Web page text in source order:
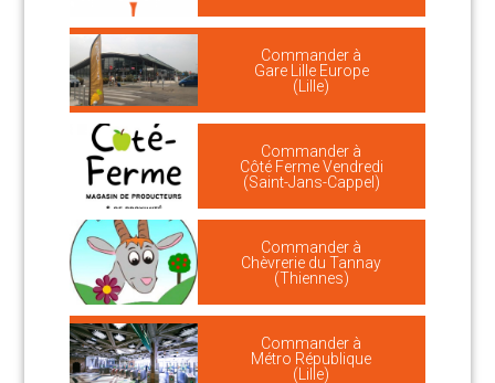
Commander à
Gare Lille Europe
(Lille)
Commander à
Côté Ferme Vendredi
(Saint-Jans-Cappel)
Commander à
Chèvrerie du Tannay
(Thiennes)
Commander à
Métro République
(Lille)